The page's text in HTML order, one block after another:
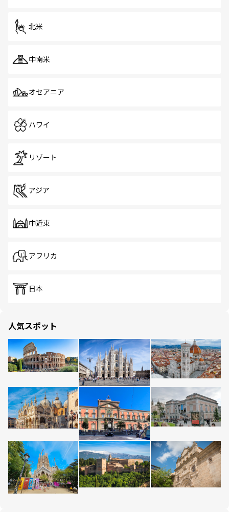
北米
中南米
オセアニア
ハワイ
リゾート
アジア
中近東
アフリカ
日本
人気スポット